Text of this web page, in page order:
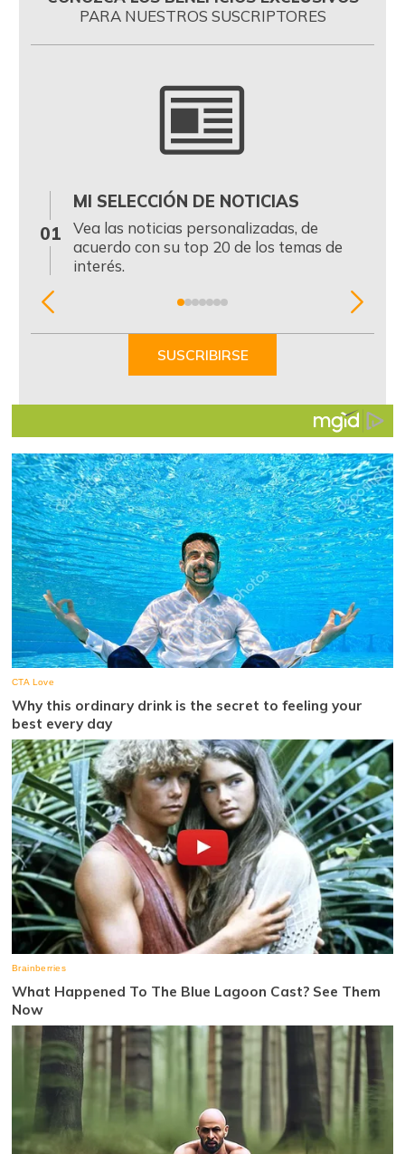
PARA NUESTROS SUSCRIPTORES
01
MI SELECCIÓN DE NOTICIAS
Vea las noticias personalizadas, de
acuerdo con su top 20 de los temas de
interés.
Item
SUSCRIBIRSE